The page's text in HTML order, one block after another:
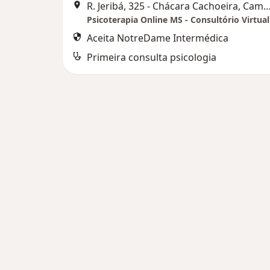
R. Jeribá, 325 - Chácara Cachoeira, Campo Grande
Psicoterapia Online MS - Consultório Virtual
Aceita NotreDame Intermédica
Primeira consulta psicologia